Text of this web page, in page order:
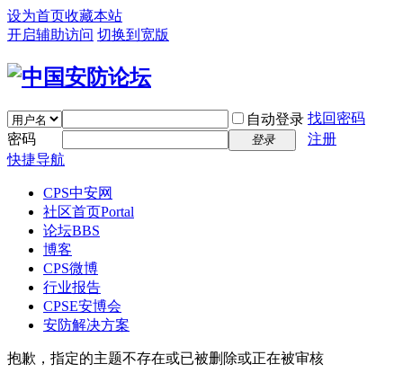
设为首页收藏本站
开启辅助访问 切换到宽版
自动登录 找回密码
密码
登录
注册
快捷导航
CPS中安网
社区首页Portal
论坛BBS
博客
CPS微博
行业报告
CPSE安博会
安防解决方案
抱歉，指定的主题不存在或已被删除或正在被审核